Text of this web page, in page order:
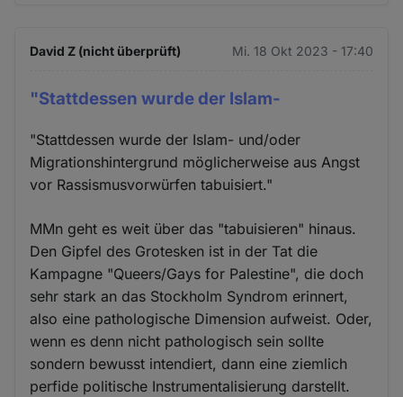
David Z (nicht überprüft) Mi. 18 Okt 2023 - 17:40
"Stattdessen wurde der Islam-
"Stattdessen wurde der Islam- und/oder
Migrationshintergrund möglicherweise aus Angst
vor Rassismusvorwürfen tabuisiert."
MMn geht es weit über das "tabuisieren" hinaus.
Den Gipfel des Grotesken ist in der Tat die
Kampagne "Queers/Gays for Palestine", die doch
sehr stark an das Stockholm Syndrom erinnert,
also eine pathologische Dimension aufweist. Oder,
wenn es denn nicht pathologisch sein sollte
sondern bewusst intendiert, dann eine ziemlich
perfide politische Instrumentalisierung darstellt.